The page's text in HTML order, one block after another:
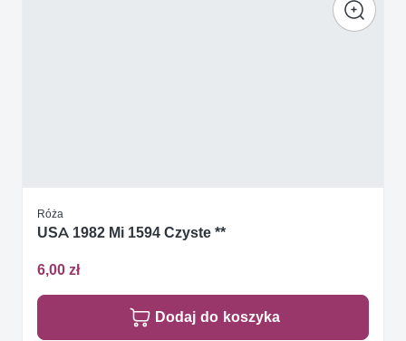
Róża
USA 1982 Mi 1594 Czyste **
6,00 zł
Dodaj do koszyka